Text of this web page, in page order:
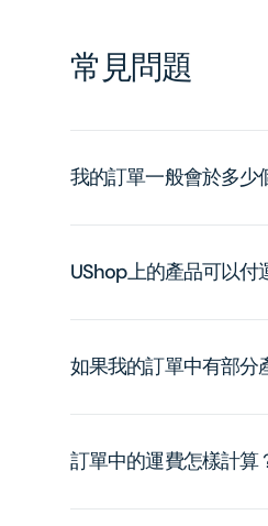
常見問題
我的訂單一般會於多少
UShop上的產品可以付
如果我的訂單中有部分
訂單中的運費怎樣計算